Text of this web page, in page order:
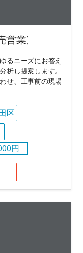
営業)
るニーズにお答え
析し提案します。
せ、工事前の現場
区
円